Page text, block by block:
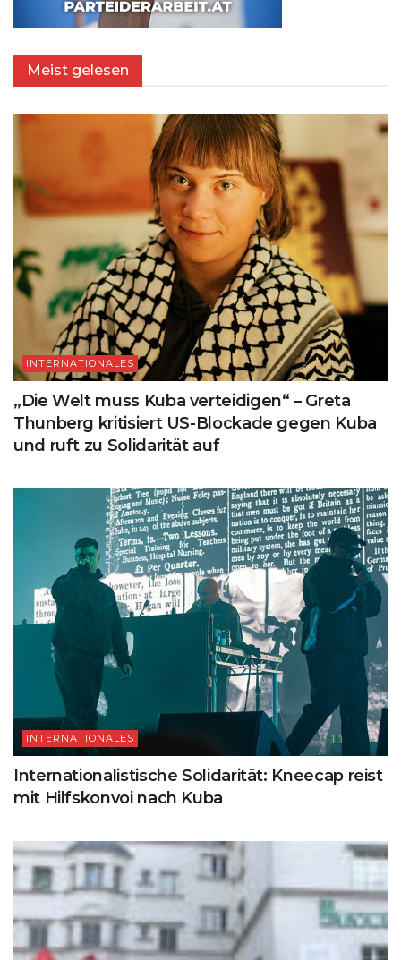
Meist gelesen
INTERNATIONALES
„Die Welt muss Kuba verteidigen“ – Greta
Thunberg kritisiert US-Blockade gegen Kuba
und ruft zu Solidarität auf
INTERNATIONALES
Internationalistische Solidarität: Kneecap reist
mit Hilfskonvoi nach Kuba